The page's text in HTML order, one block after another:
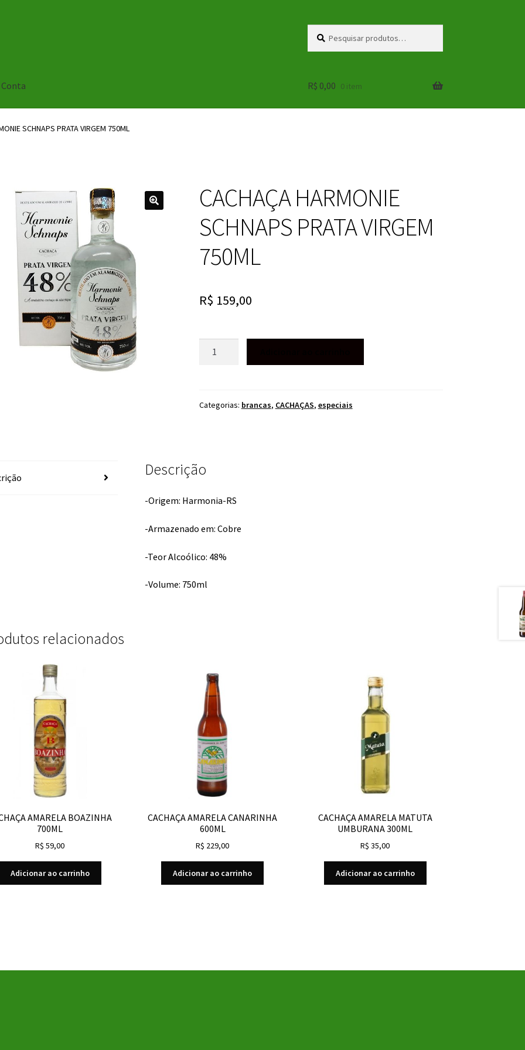
por:
R$ 0,00 0 item
SCHNAPS PRATA VIRGEM 750ML
CACHAÇA HARMONIE
SCHNAPS PRATA VIRGEM
750ML
R$ 159,00
VIRGEM
Categorias: brancas, CACHAÇAS, especiais
Descrição
-Origem: Harmonia-RS
-Armazenado em: Cobre
-Teor Alcoólico: 48%
-Volume: 750ml
relacionados
AMARELA BOAZINHA
700ML
R$ 59,00
Adicionar ao carrinho
CACHAÇA AMARELA CANARINHA
600ML
R$ 229,00
Adicionar ao carrinho
CACHAÇA AMARELA MATUTA
UMBURANA 300ML
R$ 35,00
Adicionar ao carrinho